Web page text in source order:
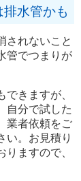
水管かも
されないこと
管でつまりが
きますが、
自分で試した
業者依頼をご
い。お見積り
ますので、